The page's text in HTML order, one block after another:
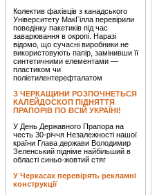
Колектив фахівців з канадського
Університету МакГілла перевірили
поведінку пакетиків під час
заварювання в окропі. Наразі
відомо, що сучасні виробники не
використовують папір, замінивши її
синтетичними елементами —
пластиком чи
поліетилентерефталатом
З ЧЕРКАЩИНИ РОЗПОЧНЕТЬСЯ
КАЛЕЙДОСКОП ПІДНЯТТЯ
ПРАПОРІВ ПО ВСІЙ УКРАЇНІ!
У День Державного Прапора на
честь 30-річчя Незалежності нашої
країни Глава держави Володимир
Зеленський підніме найбільший в
області синьо-жовтий стяг
У Черкасах перевірять рекламні
конструкції